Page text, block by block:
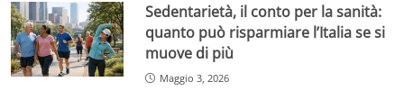
Sedentarietà, il conto per la sanità:
quanto può risparmiare l’Italia se si
muove di più
Maggio 3, 2026